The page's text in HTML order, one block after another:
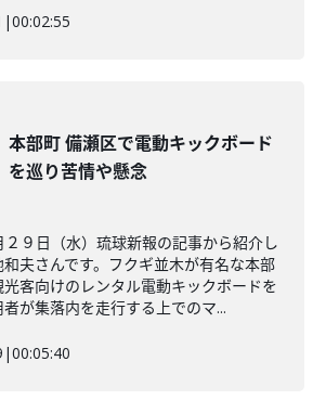
|00:02:55
本部町 備瀬区で電動キックボード
を巡り苦情や懸念
２９日（水）琉球新報の記事から紹介し
夫さんです。フクギ並木が有名な本部
客向けのレンタル電動キックボードを
が集落内を走行する上でのマ...
|00:05:40